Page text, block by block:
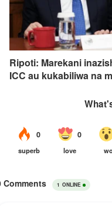
Ripoti: Marekani
ICC au kukabiliwa na